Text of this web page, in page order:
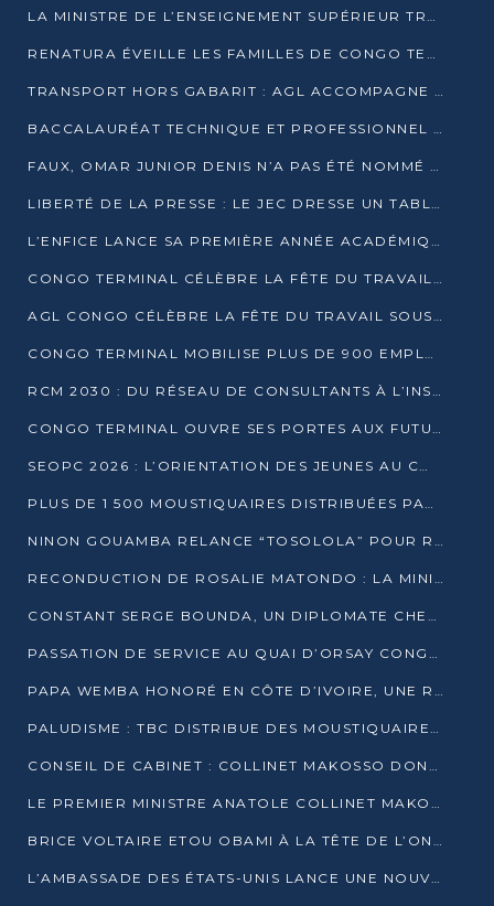
LA MINISTRE DE L’ENSEIGNEMENT SUPÉRIEUR TRACE SA FEUILLE DE ROUTE
RENATURA ÉVEILLE LES FAMILLES DE CONGO TERMINAL À LA PROTECTION DE L’ENVIRONNEMENT
TRANSPORT HORS GABARIT : AGL ACCOMPAGNE LE DÉVELOPPEMENT DU SECTEUR BRASSICOLE AU CONGO
BACCALAURÉAT TECHNIQUE ET PROFESSIONNEL : 16 352 CANDIDATS LANCÉS DANS LES ÉPREUVES D’EPS
FAUX, OMAR JUNIOR DENIS N’A PAS ÉTÉ NOMMÉ AIDE DE CAMP ADJOINT DE DENIS SASSOU NGUESSO
LIBERTÉ DE LA PRESSE : LE JEC DRESSE UN TABLEAU PRÉOCCUPANT AU CONGO
L’ENFICE LANCE SA PREMIÈRE ANNÉE ACADÉMIQUE AVEC 100 FUTURS ENSEIGNANTS
CONGO TERMINAL CÉLÈBRE LA FÊTE DU TRAVAIL AVEC SES COLLABORATEURS À POINTE-NOIRE
AGL CONGO CÉLÈBRE LA FÊTE DU TRAVAIL SOUS LE SIGNE DE LA COHÉSION
CONGO TERMINAL MOBILISE PLUS DE 900 EMPLOYÉS AUTOUR DE LA SÉCURITÉ AU TRAVAIL
RCM 2030 : DU RÉSEAU DE CONSULTANTS À L’INSTRUMENT DE PUISSANCE EN AFRIQUE FRANCOPHONE
CONGO TERMINAL OUVRE SES PORTES AUX FUTURS INGÉNIEURS AU FORUM DES MÉTIERS D’UCAC-ICAM
SEOPC 2026 : L’ORIENTATION DES JEUNES AU CŒUR DE LA DEUXIÈME ÉDITION
PLUS DE 1 500 MOUSTIQUAIRES DISTRIBUÉES PAR AGL ET CONGO TERMINAL DANS LA LUTTE CONTRE LE PALUDISME
NINON GOUAMBA RELANCE “TOSOLOLA” POUR RENFORCER LE DIALOGUE AVEC LES CITOYENS
RECONDUCTION DE ROSALIE MATONDO : LA MINISTRE PROMET D’ACCÉLÉRER LE TRAITEMENT DES DOSSIERS ET DE RELEVER DE NOUVEAUX DÉFIS
CONSTANT SERGE BOUNDA, UN DIPLOMATE CHEVRONNÉ AUX COMMANDES DES AFFAIRES ÉTRANGÈRES
PASSATION DE SERVICE AU QUAI D’ORSAY CONGOLAIS : GAKOSSO PASSE LE FLAMBEAU À BOUNDA
PAPA WEMBA HONORÉ EN CÔTE D’IVOIRE, UNE RUE PORTE DÉSORMAIS SON NOM
PALUDISME : TBC DISTRIBUE DES MOUSTIQUAIRES DANS DEUX CSI DE BRAZZAVILLE
CONSEIL DE CABINET : COLLINET MAKOSSO DONNE SES DERNIÈRES ORIENTATIONS
LE PREMIER MINISTRE ANATOLE COLLINET MAKOSSO DÉMISSIONNE AVEC SON GOUVERNEMENT
BRICE VOLTAIRE ETOU OBAMI À LA TÊTE DE L’ONEC-C POUR TROIS ANS
L’AMBASSADE DES ÉTATS-UNIS LANCE UNE NOUVELLE COHORTE DU PROGRAMME ACCESS MICRO-SCHOLARSHIP